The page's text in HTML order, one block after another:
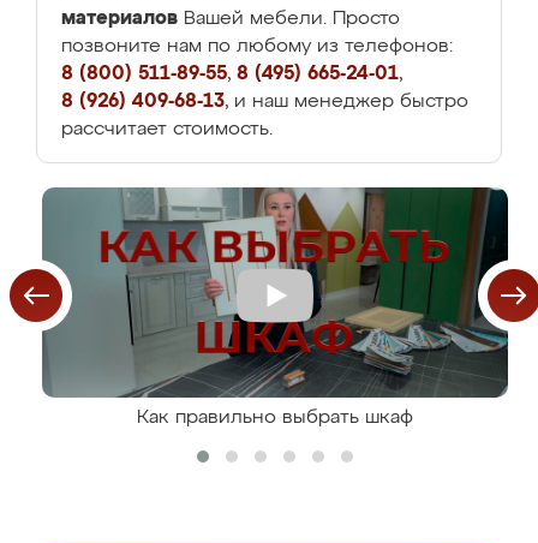
материалов Вашей мебели. Просто
позвоните нам по любому из телефонов:
8 (800) 511-89-55, 8 (495) 665-24-01,
8 (926) 409-68-13, и наш менеджер быстро
рассчитает стоимость.
Как правильно выбрать шкаф